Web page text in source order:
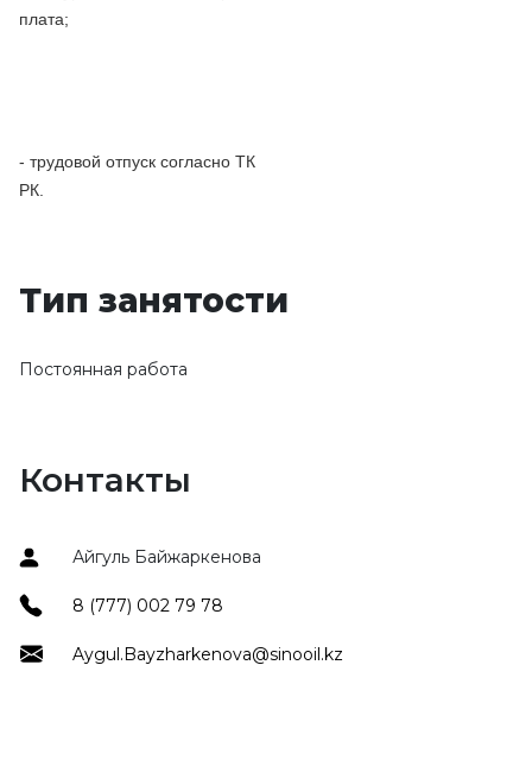
плата;
- трудовой отпуск согласно ТК
РК.
Тип занятости
Постоянная работа
Контакты
Айгуль Байжаркенова
8 (777) 002 79 78
Aygul.Bayzharkenova@sinooil.kz